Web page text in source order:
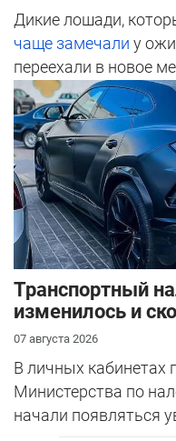
Дикие лошади,
чаще замечали у
переехали в новое
Транспортный
изменилось и
07 августа 2026
В личных кабинетах
Министерства по
начали появляться